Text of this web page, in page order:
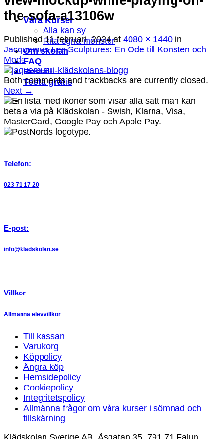
Våra Kurser
Alla kan sy
Rita egna mönster
Om skolan
FAQ
Beställ
Testa gratis
the-sofa-a13106w
Published11 februari, 2024at 4080 × 1440 in
Jacquemus Les Sculptures: En Ode till Konsten och
Mode
Both comments and trackbacks are currently closed.
Next →
Telefon:
023 71 17 20
E-post:
info@kladskolan.se
Villkor
Allmänna elevvillkor
Till kassan
Varukorg
Köppolicy
Ångra köp
Hemsidepolicy
Cookiepolicy
Integritetspolicy
Allmänna frågor om våra kurser i sömnad och
tillskärning